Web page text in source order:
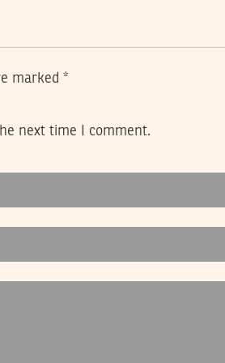
marked*
next time I comment.